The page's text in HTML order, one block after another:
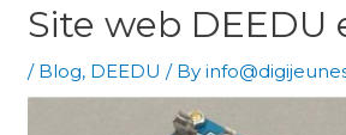
Site web DEEDU
/ Blog, DEEDU / By